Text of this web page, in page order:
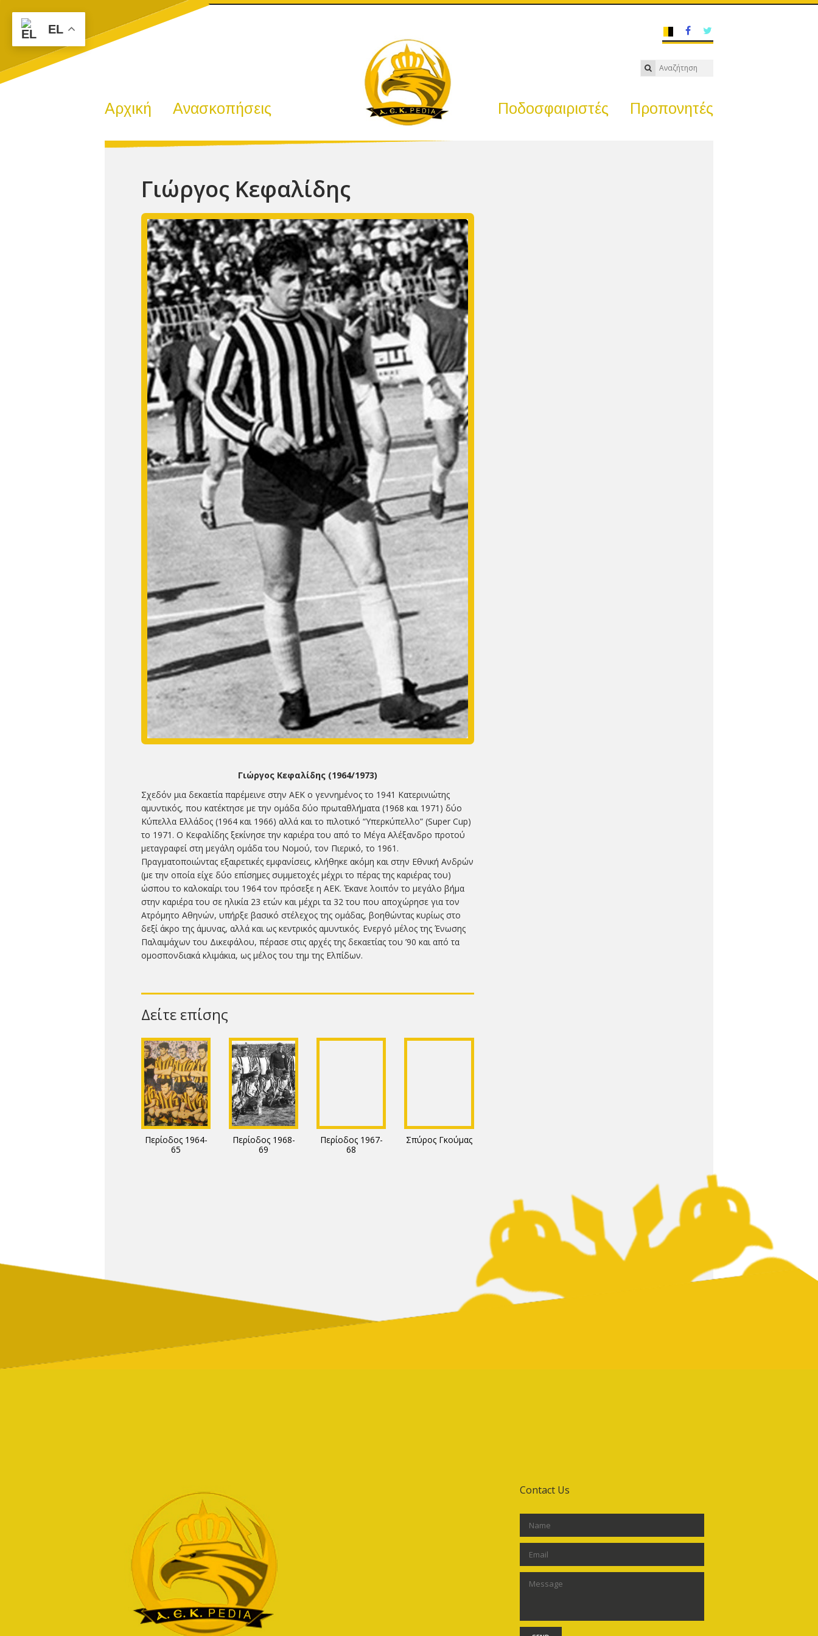
Αρχική Ανασκοπήσεις Προπονητές
Ποδοσφαιριστές
Γιώργος Κεφαλίδης
Γιώργος Κεφαλίδης (1964/1973)
Σχεδόν μια δεκαετία παρέμεινε στην ΑΕΚ ο γεννημένος το 1941 Κατερινιώτης
αμυντικός, που κατέκτησε με την ομάδα δύο πρωταθλήματα (1968 και 1971) δύο
Κύπελλα Ελλάδος (1964 και 1966) αλλά και το πιλοτικό “Υπερκύπελλο” (Super Cup)
το 1971. O Κεφαλίδης ξεκίνησε την καριέρα του από το Μέγα Αλέξανδρο προτού
μεταγραφεί στη μεγάλη ομάδα του Νομού, τον Πιερικό, το 1961.
Πραγματοποιώντας εξαιρετικές εμφανίσεις, κλήθηκε ακόμη και στην Εθνική Ανδρών
(με την οποία είχε δύο επίσημες συμμετοχές μέχρι το πέρας της καριέρας του)
ώσπου το καλοκαίρι του 1964 τον πρόσεξε η ΑΕΚ. Έκανε λοιπόν το μεγάλο βήμα
στην καριέρα του σε ηλικία 23 ετών και μέχρι τα 32 του που αποχώρησε για τον
Ατρόμητο Αθηνών, υπήρξε βασικό στέλεχος της ομάδας, βοηθώντας κυρίως στο
δεξί άκρο της άμυνας, αλλά και ως κεντρικός αμυντικός. Ενεργό μέλος της Ένωσης
Παλαιμάχων του Δικεφάλου, πέρασε στις αρχές της δεκαετίας του ’90 και από τα
ομοσπονδιακά κλιμάκια, ως μέλος του τημ της Ελπίδων.
Δείτε επίσης
Περίοδος 1964-
65
Περίοδος 1968-
69
Περίοδος 1967-
68
Σπύρος Γκούμας
Contact Us
EL